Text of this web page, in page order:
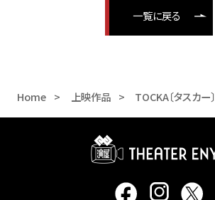
一覧に戻る
Home 上映作品 TOCKA〔タスカー〕